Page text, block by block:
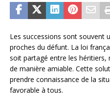
Les successions sont souvent
proches du défunt. La loi
soit partagé entre les héritiers,
de manière amiable. Cette
prendre connaissance de la
favorable à tous.